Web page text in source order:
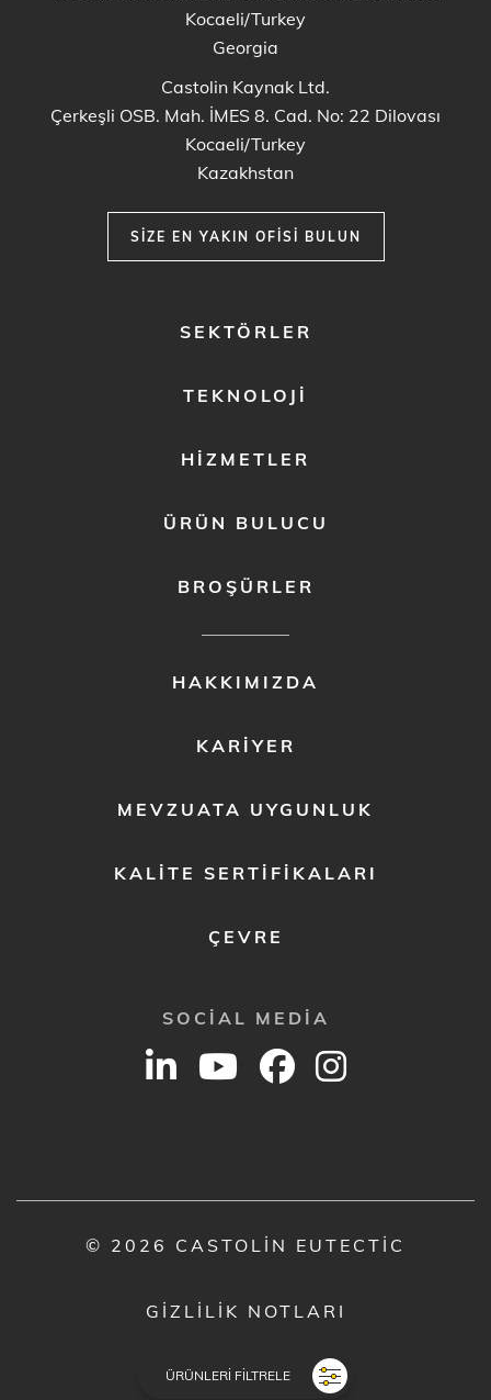
ÜRÜNLERI FILTRELE
Kocaeli/Turkey
Georgia
Castolin Kaynak Ltd.
Çerkeşli OSB. Mah. İMES 8. Cad. No: 22 Dilovası
Kocaeli/Turkey
Kazakhstan
SIZE EN YAKIN OFISI BULUN
SEKTÖRLER
TEKNOLOJI
HIZMETLER
ÜRÜN BULUCU
BROŞÜRLER
HAKKIMIZDA
KARIYER
MEVZUATA UYGUNLUK
KALITE SERTIFIKALARI
ÇEVRE
SOCIAL MEDIA
© 2026 CASTOLIN EUTECTIC
GIZLILIK NOTLARI
YASAL UYARI